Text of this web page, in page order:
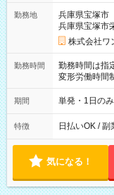
勤務地
兵庫県宝塚市
兵庫県宝塚市
株式会社ワ
勤務時間
勤務時間は指
変形労働時間制 想定
00～20：00
期間 単発・1日の
特徴 日払いOK /
気になる！